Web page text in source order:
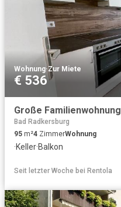
Wohnung·Zur Miete
€ 536
Große Familienwohnung
Bad Radkersburg
95 m²4 ZimmerWohnung
·Keller·Balkon
Seit letzter Woche bei Rentola